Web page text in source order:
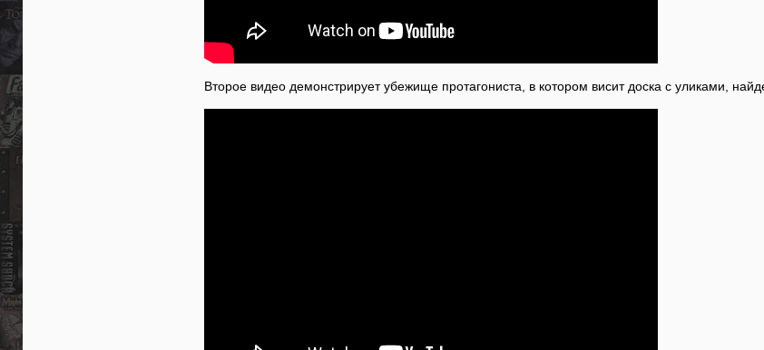
Второе видео демонстрирует убежище протагониста, в котором висит доска с уликами,